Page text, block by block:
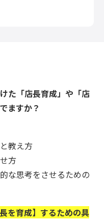
た 「店長育成」や「店
ますか？
教え方
方
な思考をさせるための
を育成】するための具